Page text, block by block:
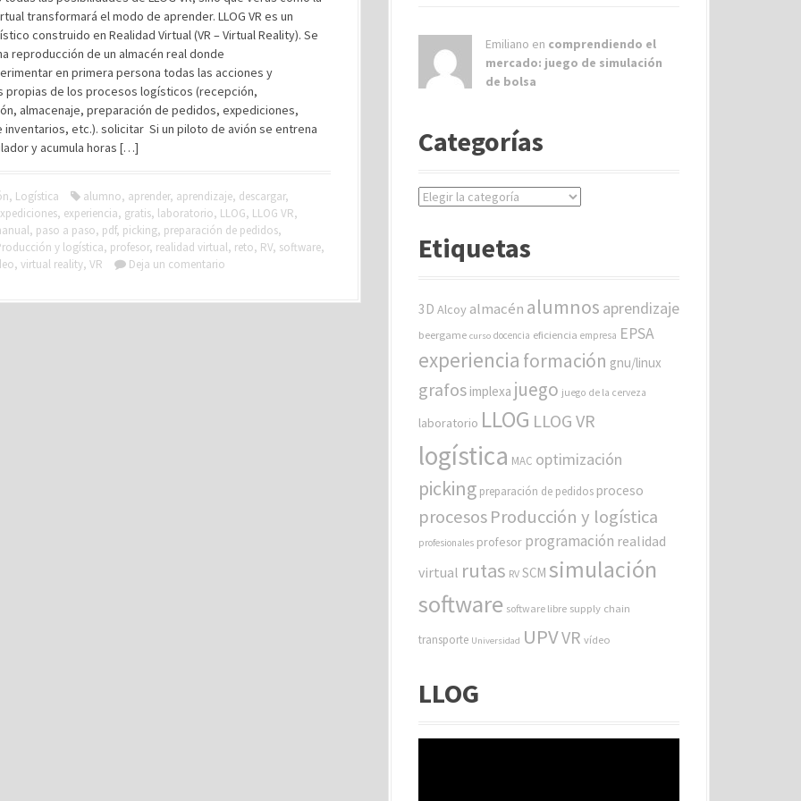
transformará el modo de aprender. LLOG VR es un
construido en Realidad Virtual (VR – Virtual Reality). Se
reproducción de un almacén real donde
en primera persona todas las acciones y
propias de los procesos logísticos (recepción,
almacenaje, preparación de pedidos, expediciones,
inventarios, etc.). solicitar Si un piloto de avión se entrena
y acumula horas […]
, Logística alumno, aprender, aprendizaje, descargar,
, experiencia, gratis, laboratorio, LLOG, LLOG VR,
, paso a paso, pdf, picking, preparación de pedidos,
y logística, profesor, realidad virtual, reto, RV, software,
, virtual reality, VR Deja un comentario
Emiliano en comprendiendo el
mercado: juego de simulación
de bolsa
Categorías
C
e
r
s
Etiquetas
3D Alcoy almacén alumnos aprendizaje
beergame curso docencia eficiencia empresa EPSA
experiencia formación gnu/linux
grafos implexa juego juego de la cerveza
laboratorio LLOG LLOG VR
logística MAC optimización
picking preparación de pedidos proceso
procesosProducción y logística
profesionales profesor programación realidad
virtual rutas RV SCM simulación
software software libre supply chain
transporte Universidad UPVVR vídeo
LLOG